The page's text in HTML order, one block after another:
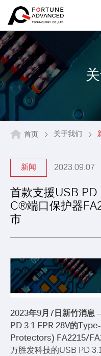
首页 关于我们
新闻 2023.09.07
首款支援USB
C®端口保护器
市
2023年9月7日新竹消息
PD 3.1 EPR 28V的
Protectors) FA2215/
万胜发科技的USB PD